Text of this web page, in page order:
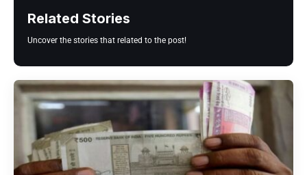
Related Stories
Uncover the stories that related to the post!